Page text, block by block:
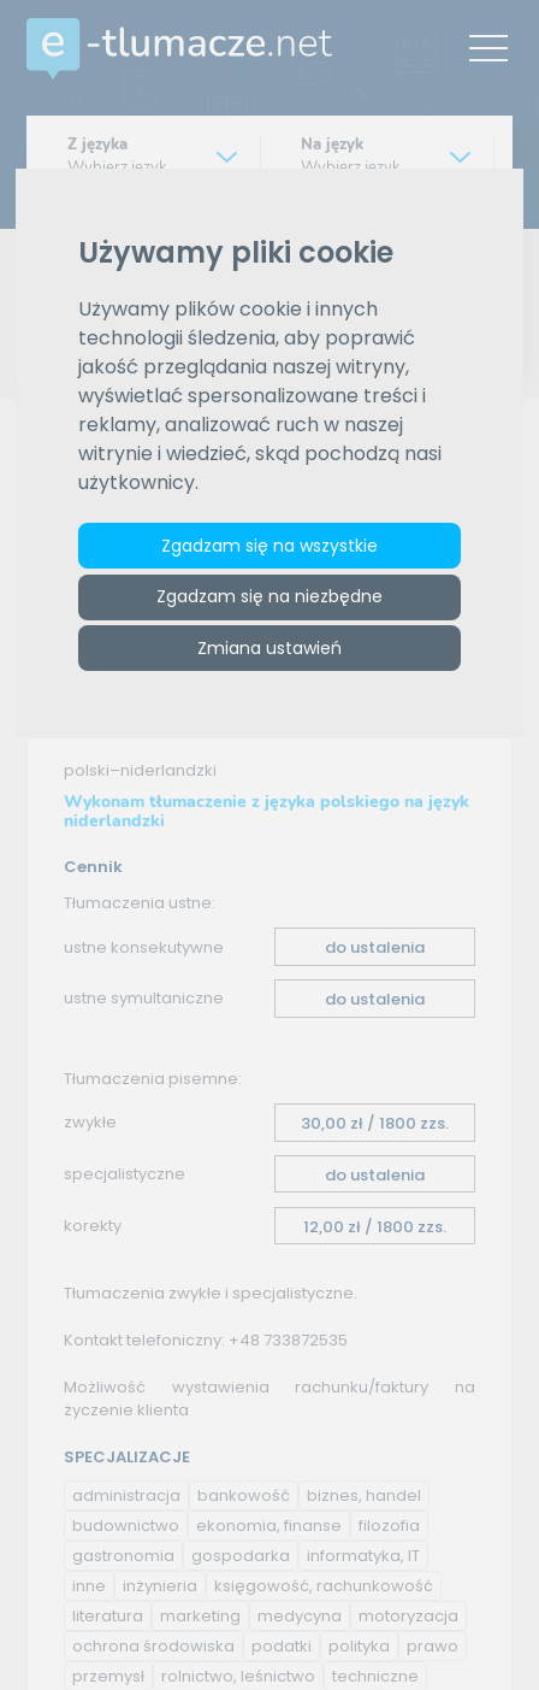
Używamy pliki cookie
Używamy plików cookie i innych
technologii śledzenia, aby poprawić
jakość przeglądania naszej witryny,
wyświetlać spersonalizowane treści i
reklamy, analizować ruch w naszej
witrynie i wiedzieć, skąd pochodzą nasi
użytkownicy.
Zgadzam się na wszystkie
Zgadzam się na niezbędne
Zmiana ustawień
Z języka
Wybierz język
Na język
Wybierz język
Pisemne czy ustne
Znajdź tłumacza
Wyszukiwanie zaawansowane
Reklama
ZAMÓW REKLAMĘ W TYM MIEJSCU
e-tlumacze.net >ZMTrans Biuro Tłumaczeń Szkolenia
Językowe
Oferta tłumaczenia - polski–niderlandzki
Oferta tłumaczenia
polski–niderlandzki
Wykonam tłumaczenie z języka polskiego na język
niderlandzki
Cennik
Tłumaczenia ustne:
ustne konsekutywne
do ustalenia
ustne symultaniczne do ustalenia
Tłumaczenia pisemne:
zwykłe
30,00 zł / 1800 zzs.
specjalistyczne do ustalenia
korekty 12,00 zł / 1800 zzs.
Tłumaczenia zwykłe i specjalistyczne.
Kontakt telefoniczny: +48 733872535
Możliwość wystawienia rachunku/faktury na
życzenie klienta
SPECJALIZACJE
administracja
bankowość
biznes, handel
budownictwo
ekonomia, finanse
filozofia
gastronomia
gospodarka
informatyka, IT
inne
inżynieria
księgowość, rachunkowość
literatura
marketing medycyna
motoryzacja
ochrona środowiska
podatki polityka
prawo
przemysł
rolnictwo, leśnictwo
techniczne